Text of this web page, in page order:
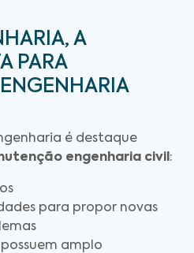
A
PARA
é destaque
engenharia civil:
para propor novas
amplo